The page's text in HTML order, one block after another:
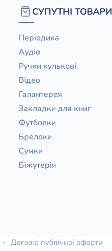
СУПУТНІ ТОВАРИ
Періодика
Аудіо
Ручки кулькові
Відео
Галантерея
Закладки для книг
Футболки
Брелоки
Сумки
Біжутерія
Договір публічної оферти